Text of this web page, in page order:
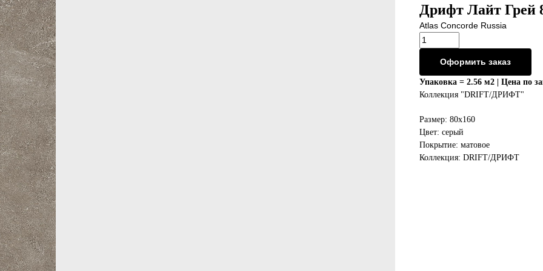
Все товары Дрифт Лайт Грей
Atlas Concorde Russia
Оформить заказ
Упаковка = 2.56 м2 | Цена по
Коллекция "DRIFT/ДРИФТ"
Размер: 80x160
Цвет: серый
Покрытие: матовое
Коллекция: DRIFT/ДРИФТ